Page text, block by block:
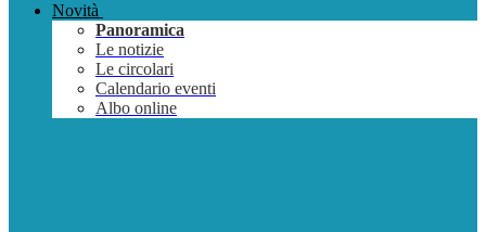
Novità
Panoramica
Le notizie
Le circolari
Calendario eventi
Albo online